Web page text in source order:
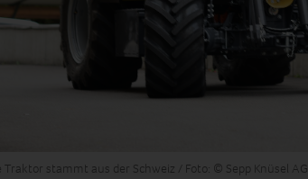
stammt aus der Schweiz / Foto: © Sepp Knüsel AG